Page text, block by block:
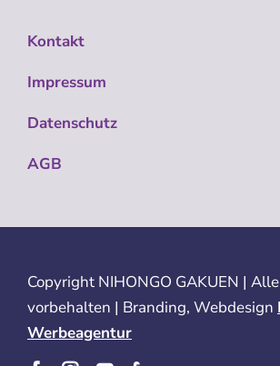
Kontakt
Impressum
Datenschutz
AGB
Copyright NIHONGO GAKUEN |
vorbehalten | Branding, Webdesign
Werbeagentur